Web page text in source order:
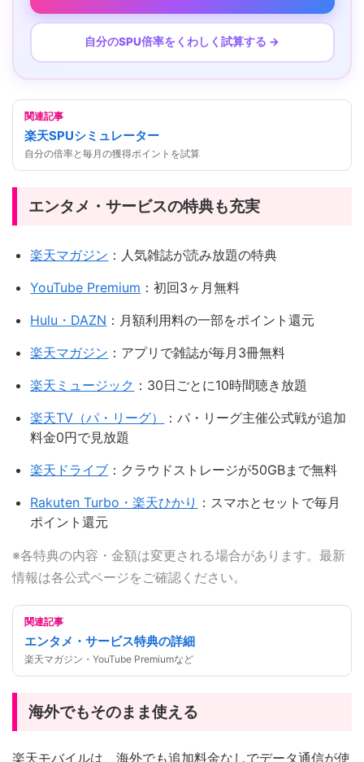
自分のSPU倍率をくわしく試算する →
関連記事
楽天SPUシミュレーター
自分の倍率と毎月の獲得ポイントを試算
エンタメ・サービスの特典も充実
楽天マガジン ：人気雑誌が読み放題の特典
YouTube Premium ：初回3ヶ月無料
Hulu・DAZN ：月額利用料の一部をポイント還元
楽天マガジン ：アプリで雑誌が毎月3冊無料
楽天ミュージック ：30日ごとに10時間聴き放題
楽天TV（パ・リーグ）
：パ・リーグ主催公式戦が追加
料金0円で見放題
楽天ドライブ ：クラウドストレージが50GBまで無料
Rakuten Turbo・楽天ひかり ：スマホとセットで毎月
ポイント還元
※各特典の内容・金額は変更される場合があります。最新
情報は各公式ページをご確認ください。
関連記事
エンタメ・サービス特典の詳細
楽天マガジン・YouTube Premiumなど
海外でもそのまま使える
楽天モバイルは、海外でも追加料金なしでデータ通信が使